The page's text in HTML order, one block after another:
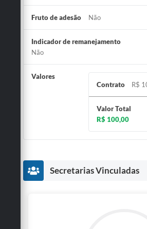
Fruto de adesão Não
Indicador de remanejamento
Não
Valores
Contrato
R$
Valor Total
R$ 100,00
Secretarias Vinculadas